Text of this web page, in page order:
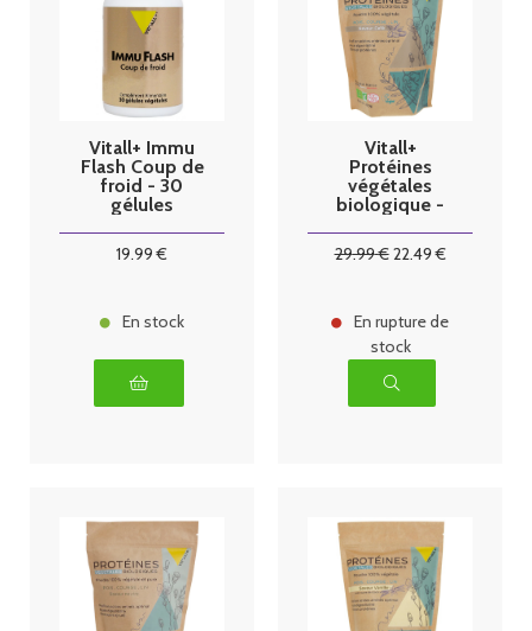
Vitall+ Immu
Flash Coup de
froid - 30
gélules
19.99 €
En stock
Vitall+
Protéines
végétales
biologique -
29.99€22.49€
En rupture de
stock